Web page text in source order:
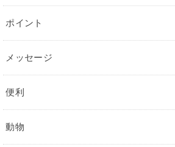
ポイント
メッセージ
便利
動物